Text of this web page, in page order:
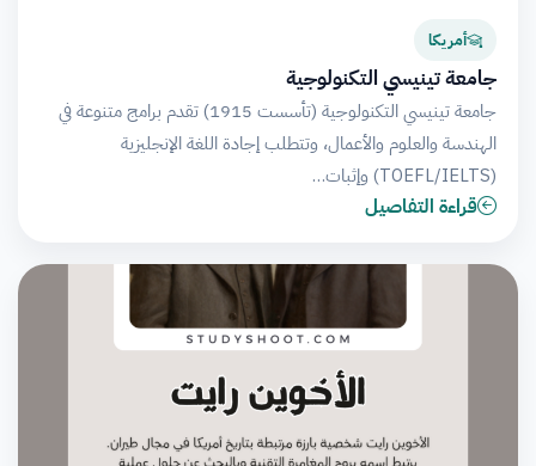
أمريكا
جامعة تينيسي التكنولوجية
جامعة تينيسي التكنولوجية (تأسست 1915) تقدم برامج متنوعة في
الهندسة والعلوم والأعمال، وتتطلب إجادة اللغة الإنجليزية
(TOEFL/IELTS) وإثبات…
قراءة التفاصيل